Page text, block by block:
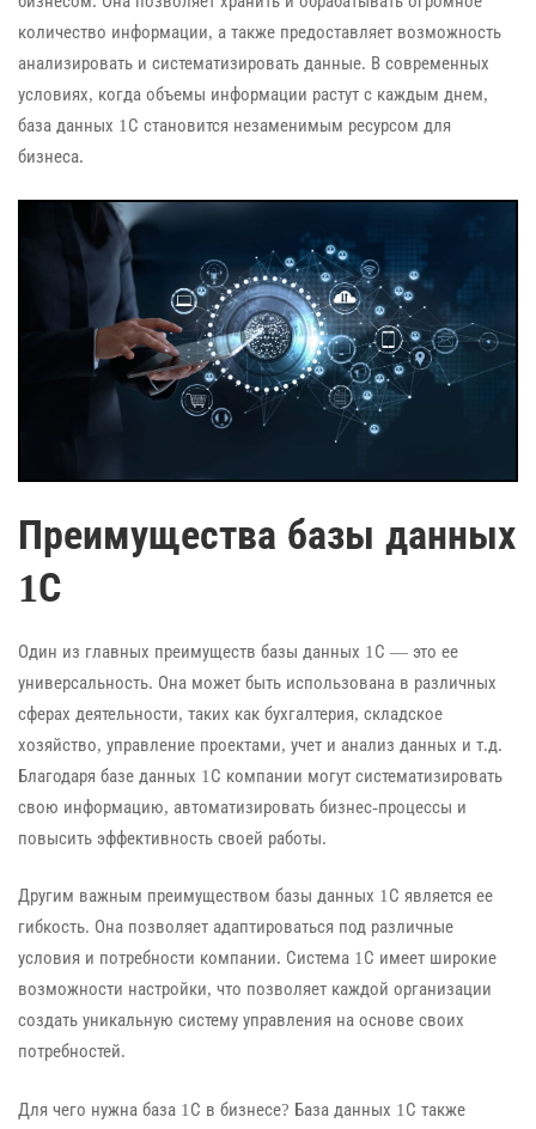
количество информации, а также предоставляет возможность
анализировать и систематизировать данные. В современных
условиях, когда объемы информации растут с каждым днем,
база данных 1С становится незаменимым ресурсом для
бизнеса.
Преимущества базы данных
1С
Один из главных преимуществ базы данных 1С — это ее
универсальность. Она может быть использована в различных
сферах деятельности, таких как бухгалтерия, складское
хозяйство, управление проектами, учет и анализ данных и т.д.
Благодаря базе данных 1С компании могут систематизировать
свою информацию, автоматизировать бизнес-процессы и
повысить эффективность своей работы.
Другим важным преимуществом базы данных 1С является ее
гибкость. Она позволяет адаптироваться под различные
условия и потребности компании. Система 1С имеет широкие
возможности настройки, что позволяет каждой организации
создать уникальную систему управления на основе своих
потребностей.
Для чего нужна база 1С в бизнесе? База данных 1С также